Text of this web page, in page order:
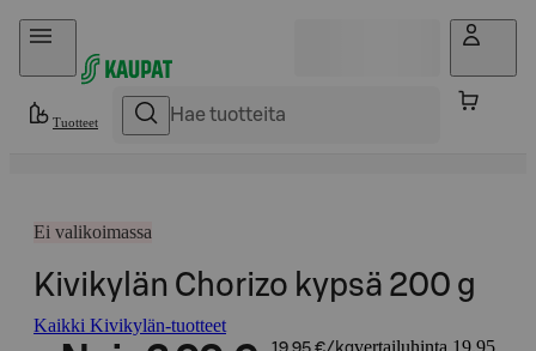
Hyppää sisältöön
Tuotteet
Ei valikoimassa
Kivikylän Chorizo kypsä 200 g
Kaikki Kivikylän-tuotteet
vertailuhinta 19,95